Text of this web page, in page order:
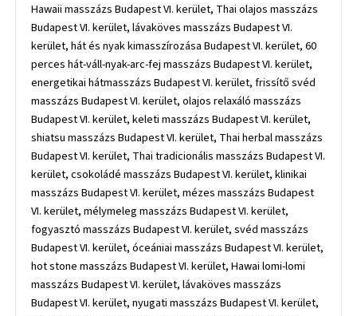
Hawaii masszázs Budapest VI. kerület, Thai olajos masszázs
Budapest VI. kerület, lávaköves masszázs Budapest VI.
kerület, hát és nyak kimasszírozása Budapest VI. kerület, 60
perces hát-váll-nyak-arc-fej masszázs Budapest VI. kerület,
energetikai hátmasszázs Budapest VI. kerület, frissítő svéd
masszázs Budapest VI. kerület, olajos relaxáló masszázs
Budapest VI. kerület, keleti masszázs Budapest VI. kerület,
shiatsu masszázs Budapest VI. kerület, Thai herbal masszázs
Budapest VI. kerület, Thai tradicionális masszázs Budapest VI.
kerület, csokoládé masszázs Budapest VI. kerület, klinikai
masszázs Budapest VI. kerület, mézes masszázs Budapest
VI. kerület, mélymeleg masszázs Budapest VI. kerület,
fogyasztó masszázs Budapest VI. kerület, svéd masszázs
Budapest VI. kerület, óceániai masszázs Budapest VI. kerület,
hot stone masszázs Budapest VI. kerület, Hawai lomi-lomi
masszázs Budapest VI. kerület, lávaköves masszázs
Budapest VI. kerület, nyugati masszázs Budapest VI. kerület,